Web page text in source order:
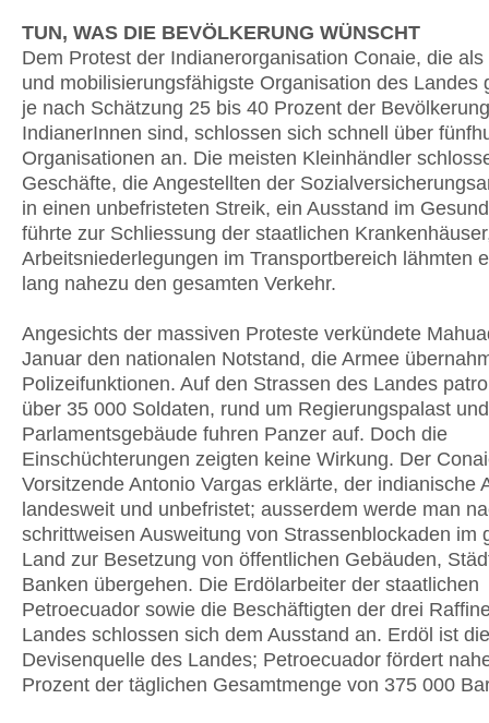
TUN, WAS DIE BEVÖLKERUNG WÜNSCHT
Dem Protest der Indianerorganisation Conaie, die
und mobilisierungsfähigste Organisation des Landes
je nach Schätzung 25 bis 40 Prozent der Bevölkerung
IndianerInnen sind, schlossen sich schnell über
Organisationen an. Die meisten Kleinhändler
Geschäfte, die Angestellten der
in einen unbefristeten Streik, ein Ausstand im
führte zur Schliessung der staatlichen
Arbeitsniederlegungen im Transportbereich lähmten
lang nahezu den gesamten Verkehr.
Angesichts der massiven Proteste verkündete
Januar den nationalen Notstand, die Armee
Polizeifunktionen. Auf den Strassen des Landes
über 35 000 Soldaten, rund um Regierungspalast und
Parlamentsgebäude fuhren Panzer auf. Doch die
Einschüchterungen zeigten keine Wirkung. Der
Vorsitzende Antonio Vargas erklärte, der indianische
landesweit und unbefristet; ausserdem werde man
schrittweisen Ausweitung von Strassenblockaden im
Land zur Besetzung von öffentlichen Gebäuden,
Banken übergehen. Die Erdölarbeiter der staatlichen
Petroecuador sowie die Beschäftigten der drei
Landes schlossen sich dem Ausstand an. Erdöl ist
Devisenquelle des Landes; Petroecuador fördert
Prozent der täglichen Gesamtmenge von 375 000